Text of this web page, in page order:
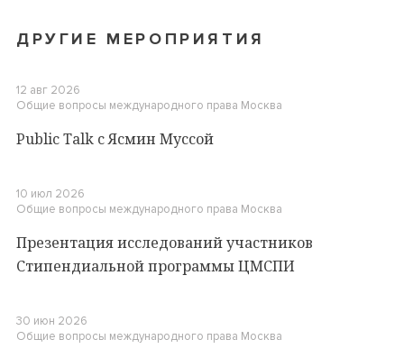
ДРУГИЕ МЕРОПРИЯТИЯ
12 авг 2026
Общие вопросы международного права Москва
Public Talk c Ясмин Муссой
10 июл 2026
Общие вопросы международного права Москва
Презентация исследований участников
Стипендиальной программы ЦМСПИ
30 июн 2026
Общие вопросы международного права Москва